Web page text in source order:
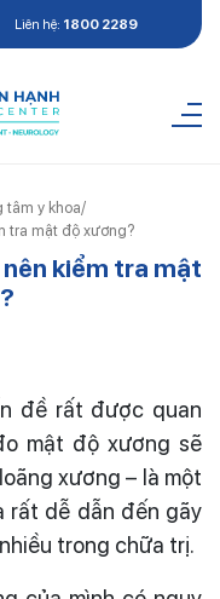
Liên hệ: 1800 2289
tâm y khoa/
tra mật độ xương?
kiểm tra mật
đề rất được quan
mật độ xương sẽ
xương – là một
rất dễ dẫn đến gãy
trong chữa trị.